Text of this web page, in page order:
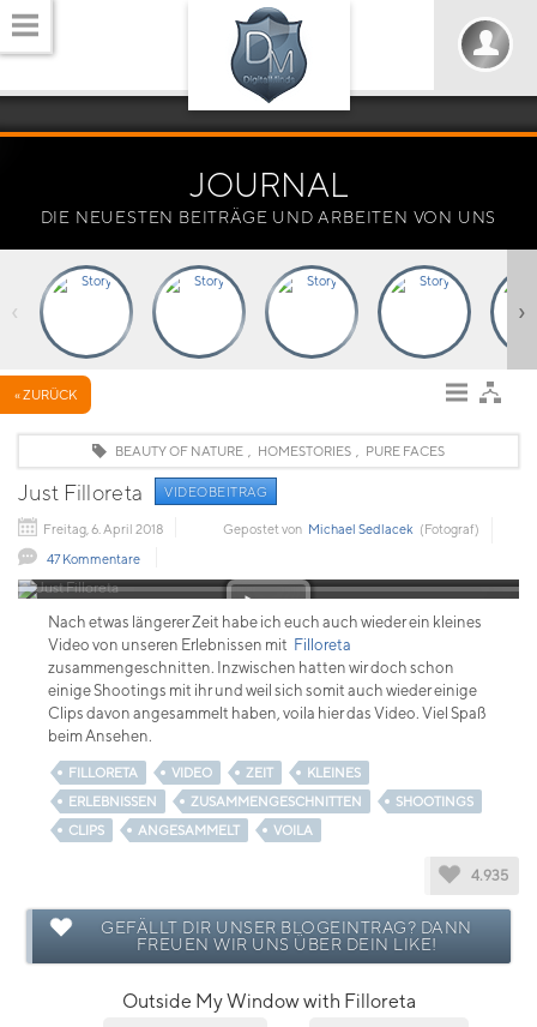
JOURNAL
DIE NEUESTEN BEITRÄGE UND ARBEITEN VON UNS
‹ ›
« ZURÜCK
BEAUTY OF NATURE HOMESTORIES PURE FACES
Just Filloreta VIDEOBEITRAG
Freitag, 6. April 2018 Gepostet von Michael Sedlacek (Fotograf)
47 Kommentare
Nach etwas längerer Zeit habe ich euch auch wieder ein kleines
Video von unseren Erlebnissen mit Filloreta
zusammengeschnitten. Inzwischen hatten wir doch schon
einige Shootings mit ihr und weil sich somit auch wieder einige
Clips davon angesammelt haben, voila hier das Video. Viel Spaß
beim Ansehen.
FILLORETA VIDEO ZEIT
KLEINES
ERLEBNISSEN
ZUSAMMENGESCHNITTEN
SHOOTINGS
CLIPS
ANGESAMMELT VOILA
4.935
GEFÄLLT DIR UNSER BLOGEINTRAG? DANN
FREUEN WIR UNS ÜBER DEIN LIKE!
Outside My Window with Filloreta